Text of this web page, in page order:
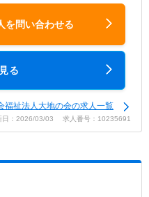
を問い合わせる
る
福祉法人大地の会の求人一覧
日：2026/03/03 求人番号：10235691